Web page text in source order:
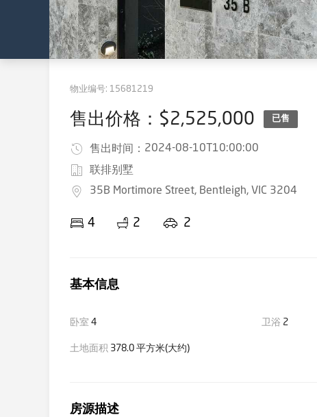
物业编号: 15681219
售出价格：$2,525,000 已售
售出时间： 2024-08-10T10:00:00
联排别墅
35B Mortimore Street, Bentleigh, VIC 3204
4 2 2
基本信息
卧室 4 卫浴 2
土地面积 378.0 平方米(大约)
房源描述